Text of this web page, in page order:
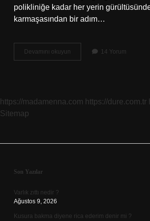
polikliniğe kadar her yerin
karmaşasından bir adım…
Devamını okuyun
kayıt
?
14 Yorum
https://madamenna.com https://dure.com.tr
Sitemap
Sidebar
Son Yazılar
Varlık zıttı nedir ?
Ağustos 9, 2026
Kusura bakma diyene rica ederim denir mi ?